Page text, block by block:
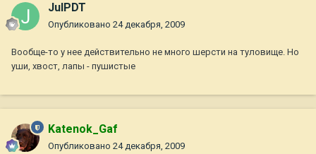
JulPDT
Опубликовано 24 декабря, 2009
Вообще-то у нее действительно не много шерсти на туловище. Но
уши, хвост, лапы - пушистые
Katenok_Gaf
Опубликовано 24 декабря, 2009